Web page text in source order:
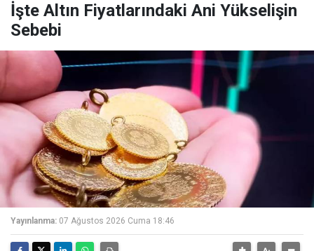
İşte Altın Fiyatlarındaki Ani Yükselişin
Sebebi
Yayınlanma: 07 Ağustos 2026 Cuma 18:46